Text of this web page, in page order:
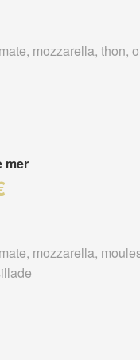
mozzarella, thon,
mer
mozzarella,